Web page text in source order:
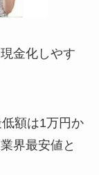
金化しやす
額は1万円か
界最安値と